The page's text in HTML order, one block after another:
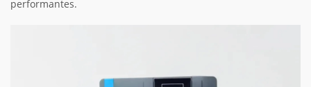
performantes.